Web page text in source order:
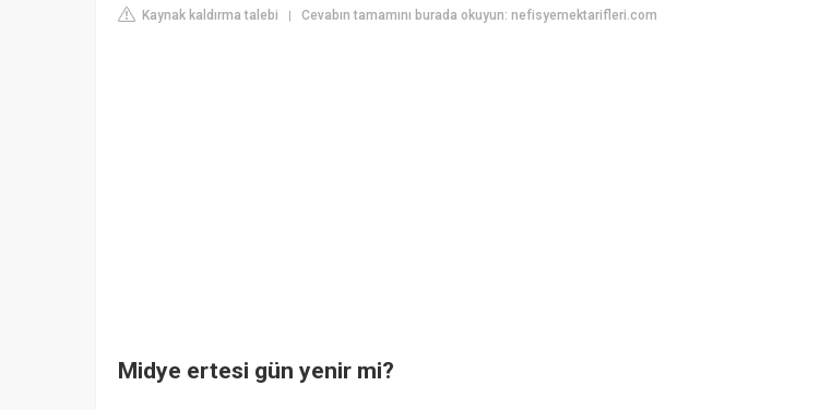
Kaynak kaldırma talebi | Cevabın tamamını burada okuyun: nefisyemektarifleri.com
Midye ertesi gün yenir mi?